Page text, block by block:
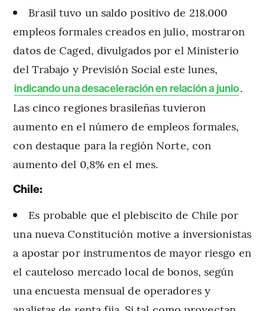
Brasil tuvo un saldo positivo de 218.000
empleos formales creados en julio, mostraron
datos de Caged, divulgados por el Ministerio
del Trabajo y Previsión Social este lunes,
indicando una desaceleración en relación a junio.
Las cinco regiones brasileñas tuvieron
aumento en el número de empleos formales,
con destaque para la región Norte, con
aumento del 0,8% en el mes.
Chile:
Es probable que el plebiscito de Chile por
una nueva Constitución motive a inversionistas
a apostar por instrumentos de mayor riesgo en
el cauteloso mercado local de bonos, según
una encuesta mensual de operadores y